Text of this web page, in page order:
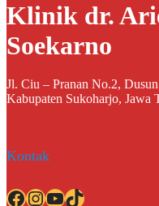
Klinik dr.
Soekarno
Jl. Ciu – Pranan No.2,
Kabupaten Sukoharjo, Jawa
Kontak
Facebook InstagramYouTube TikTok